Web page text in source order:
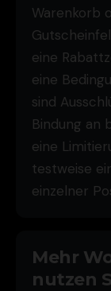
Warenkorb
eine
eine
sind
Bindung an
eine
testweise
einzelner
Mehr
nutzen